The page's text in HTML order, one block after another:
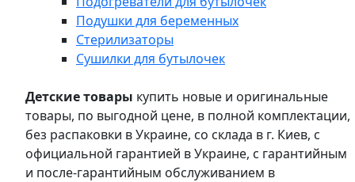
Подушки для беременных
Стерилизаторы
Сушилки для бутылочек
Детские товары купить новые и оригинальные
товары, по выгодной цене, в полной комплектации,
без распаковки в Украине, со склада в г. Киев, с
официальной гарантией в Украине, с гарантийным
и после-гарантийным обслуживанием в